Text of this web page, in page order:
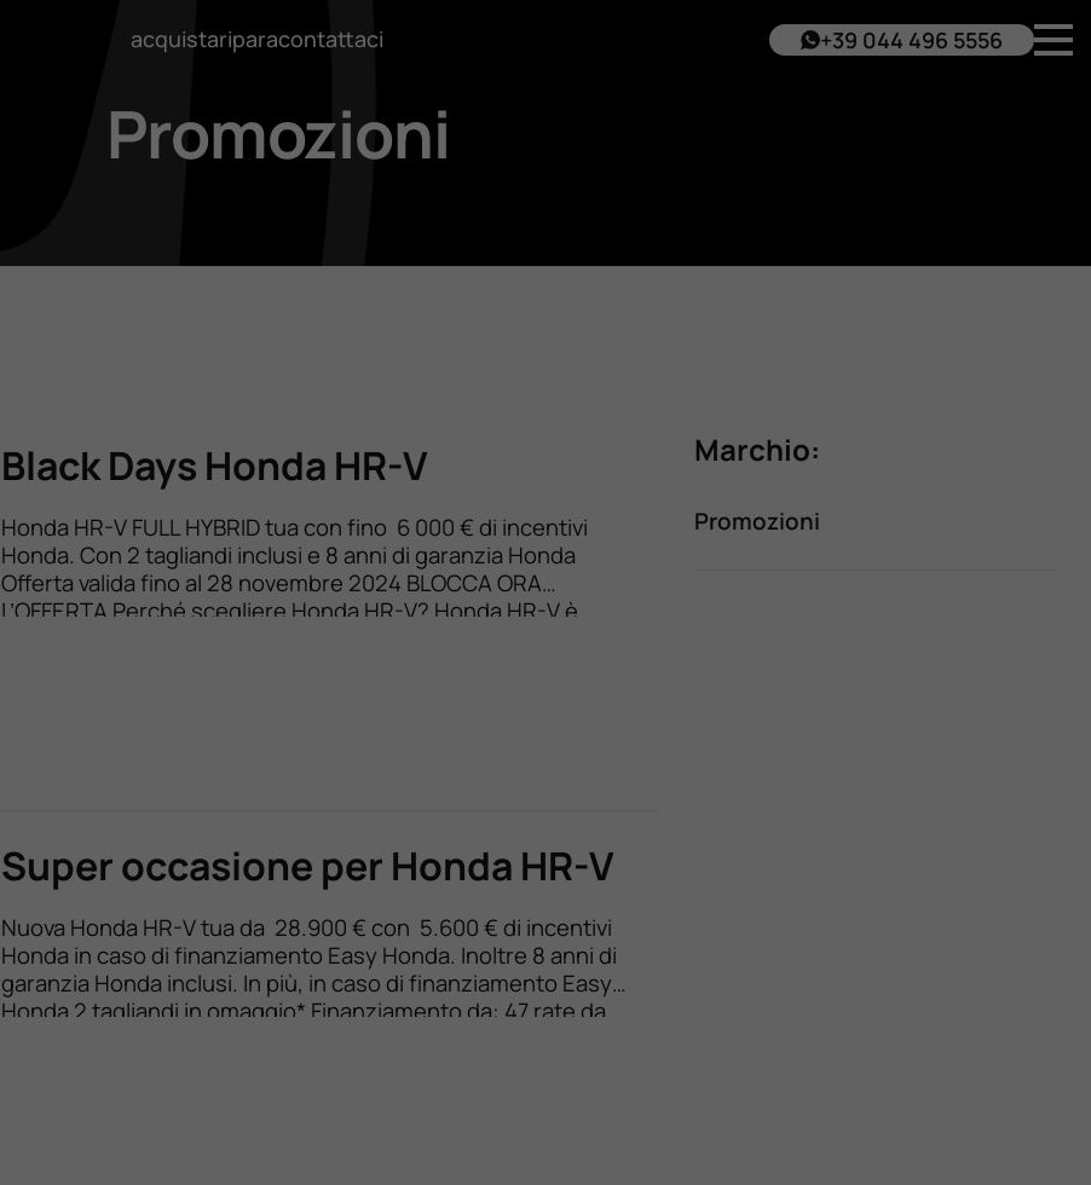
acquistariparacontattaci +39 044 496 5556
Promozioni
Black Days Honda HR-V
Honda HR-V FULL HYBRID tua con fino 6 000 € di incentivi
Honda. Con 2 tagliandi inclusi e 8 anni di garanzia Honda
Offerta valida fino al 28 novembre 2024 BLOCCA ORA
L’OFFERTA Perché scegliere Honda HR-V? Honda HR-V è
Super occasione per Honda HR-V
Nuova Honda HR-V tua da 28.900 € con 5.600 € di incentivi
Honda in caso di finanziamento Easy Honda. Inoltre 8 anni di
garanzia Honda inclusi. In più, in caso di finanziamento Easy
Honda 2 tagliandi in omaggio* Finanziamento da: 47 rate da
Marchio:
Promozioni